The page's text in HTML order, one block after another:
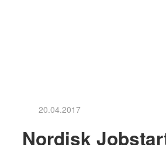
20.04.2017
Nordisk